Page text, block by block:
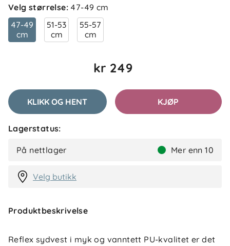
Velg størrelse: 47-49 cm
47-49
cm
51-53
cm
55-57
cm
kr 249
KLIKK OG HENT KJØP
Lagerstatus:
På nettlager Mer enn 10
Velg butikk
Produktbeskrivelse
Reflex sydvest i myk og vanntett PU-kvalitet er det